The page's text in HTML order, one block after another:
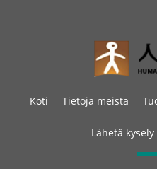
Koti Tietoja meistä
Lähetä kysely